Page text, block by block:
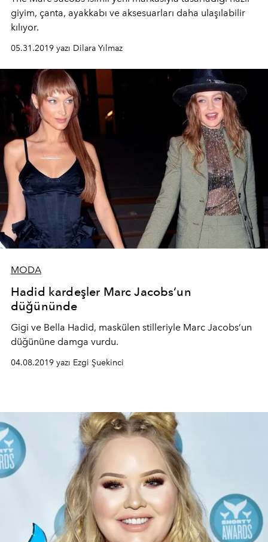
giyim, çanta, ayakkabı ve aksesuarları daha ulaşılabilir
kılıyor.
05.31.2019 yazı Dilara Yılmaz
MODA
Hadid kardeşler Marc Jacobs’un
düğününde
Gigi ve Bella Hadid, maskülen stilleriyle Marc Jacobs’un
düğününe damga vurdu.
04.08.2019 yazı Ezgi Şuekinci